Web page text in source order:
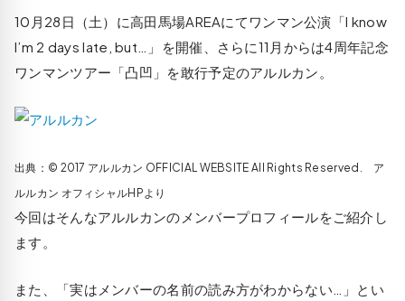
10月28日（土）に高田馬場AREAにてワンマン公演「I know
I’m 2 days late, but…」を開催、さらに11月からは4周年記念
ワンマンツアー「凸凹」を敢行予定のアルルカン。
出典：© 2017 アルルカン OFFICIAL WEBSITE All Rights Reserved. ア
ルルカン オフィシャルHPより
今回はそんなアルルカンのメンバープロフィールをご紹介し
ます。
また、「実はメンバーの名前の読み方がわからない…」とい